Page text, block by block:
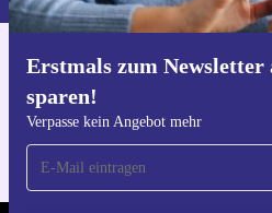
Erstmals zum Newsletter
sparen!
Verpasse kein Angebot mehr
Hol dir die